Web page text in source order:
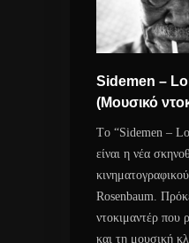
Sidemen –
(Μουσικό
Tο “Sidemen –
είναι η νέα
Rosenbaum.
ντοκιμαντέρ που
και τη μουσική